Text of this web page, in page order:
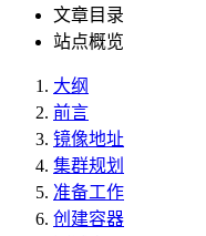
文章目录
站点概览
大纲
前言
镜像地址
集群规划
准备工作
创建容器